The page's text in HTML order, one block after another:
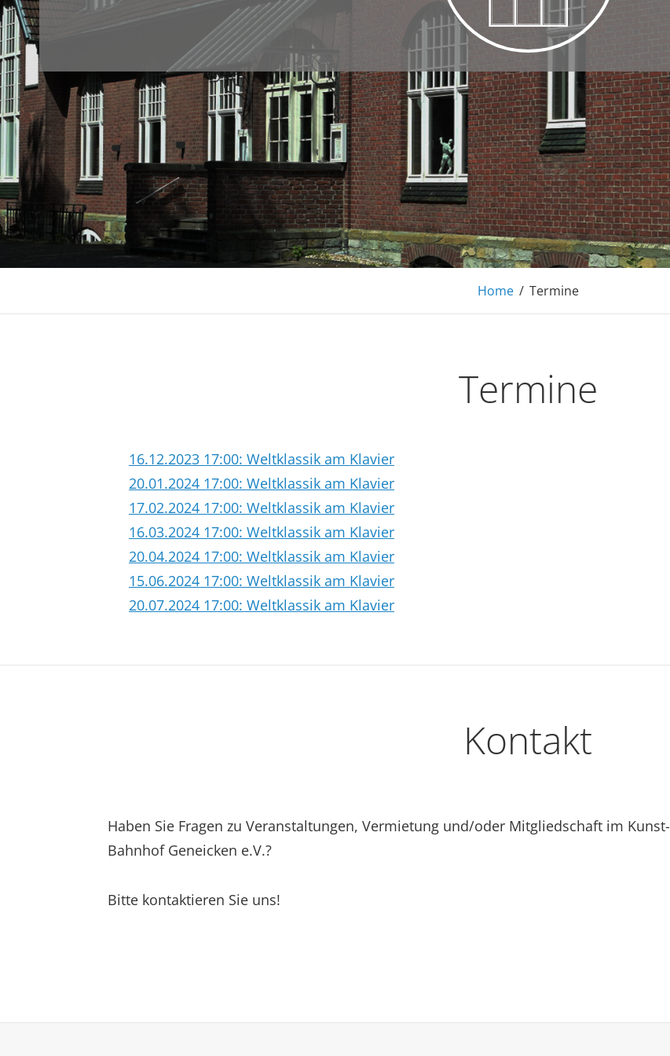
KUNSTSIGNAL
Home / Termine
Termine
16.12.2023 17:00: Weltklassik am Klavier
20.01.2024 17:00: Weltklassik am Klavier
17.02.2024 17:00: Weltklassik am Klavier
16.03.2024 17:00: Weltklassik am Klavier
20.04.2024 17:00: Weltklassik am Klavier
15.06.2024 17:00: Weltklassik am Klavier
20.07.2024 17:00: Weltklassik am Klavier
Kontakt
Haben Sie Fragen zu Veranstaltungen, Vermietung und/oder Mitgliedschaft im Kunst-
Bahnhof Geneicken e.V.?
Bitte kontaktieren Sie uns!